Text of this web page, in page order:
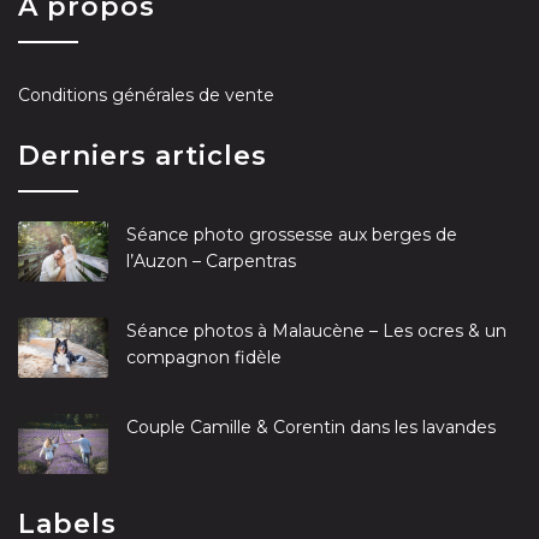
A propos
Conditions générales de vente
Derniers articles
Séance photo grossesse aux berges de
l’Auzon – Carpentras
Séance photos à Malaucène – Les ocres & un
compagnon fidèle
Couple Camille & Corentin dans les lavandes
Labels